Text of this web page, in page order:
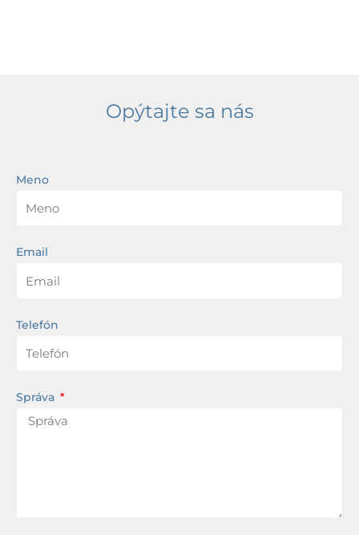
Opýtajte sa nás
Meno
Email
Telefón
Správa